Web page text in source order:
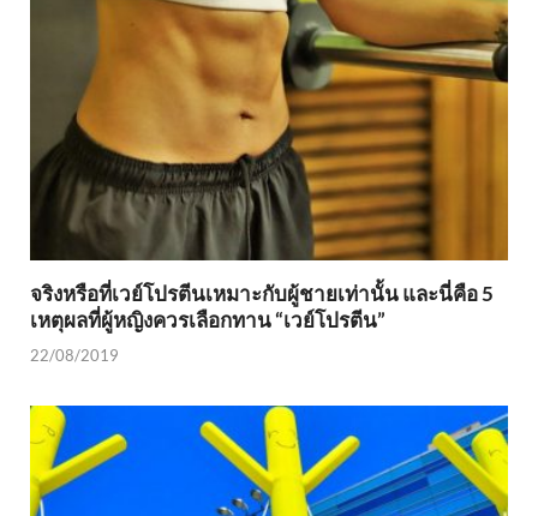
จริงหรือที่เวย์โปรตีนเหมาะกับผู้ชายเท่านั้น และนี่คือ 5
เหตุผลที่ผู้หญิงควรเลือกทาน “เวย์โปรตีน”
22/08/2019